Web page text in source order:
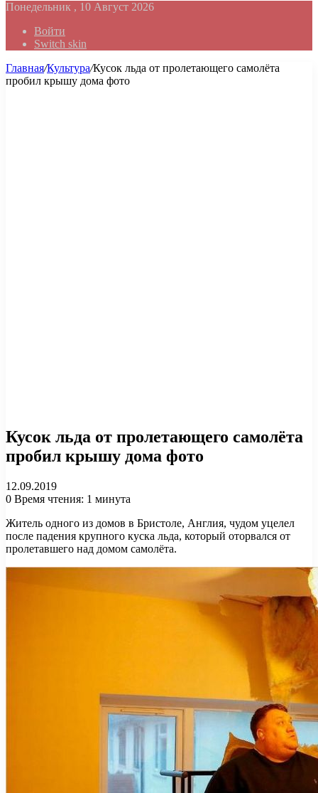
Понедельник , 10 Август 2026
Войти
Switch skin
Главная/Культура/Кусок льда от пролетающего самолёта
пробил крышу дома фото
Кусок льда от пролетающего самолёта
пробил крышу дома фото
12.09.2019
0 Время чтения: 1 минута
Житель одного из домов в Бристоле, Англия, чудом уцелел
после падения крупного куска льда, который оторвался от
пролетавшего над домом самолёта.